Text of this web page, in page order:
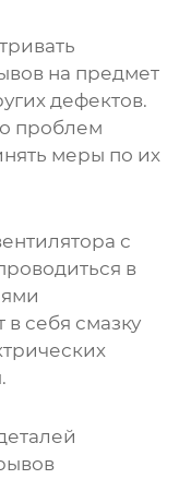
на предмет
дефектов.
проблем
меры по их
с
в
себя смазку